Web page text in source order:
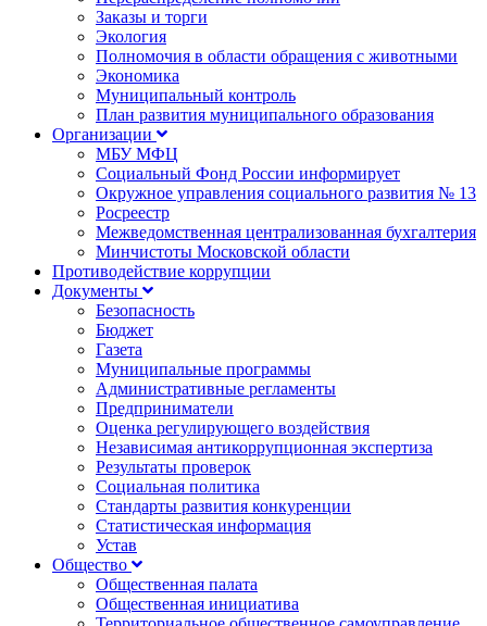
Заказы и торги
Экология
Полномочия в области обращения с животными
Экономика
Муниципальный контроль
План развития муниципального образования
Организации
МБУ МФЦ
Социальный Фонд России информирует
Окружное управления социального развития № 13
Росреестр
Межведомственная централизованная бухгалтерия
Минчистоты Московской области
Противодействие коррупции
Документы
Безопасность
Бюджет
Газета
Муниципальные программы
Административные регламенты
Предприниматели
Оценка регулирующего воздействия
Независимая антикоррупционная экспертиза
Результаты проверок
Социальная политика
Стандарты развития конкуренции
Статистическая информация
Устав
Общество
Общественная палата
Общественная инициатива